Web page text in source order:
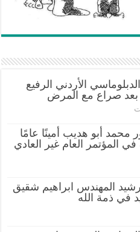
الأردني الرفيع
بعد صراع مع المرض
محمد أبو هديب أمينًا عامًا
المؤتمر العام غير العادي
المهندس ابراهيم شقيق
في ذمة الله